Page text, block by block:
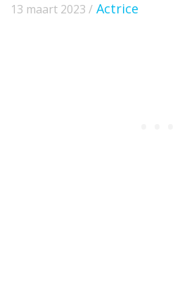
13 maart 2023 / Actrice